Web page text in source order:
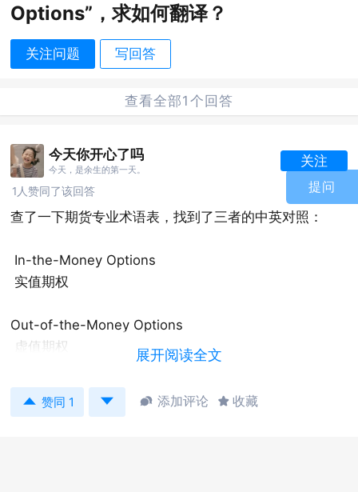
提问
Options”，求如何翻译？
关注问题 写回答
查看全部1个回答
今天你开心了吗
今天，是余生的第一天。
关注
1人赞同了该回答
查了一下期货专业术语表，找到了三者的中英对照：
In-the-Money Options
实值期权
Out-of-the-Money Options
虚值期权
At-the-Money Options
平值期权
展开阅读全文
 赞同 1   添加评论  收藏